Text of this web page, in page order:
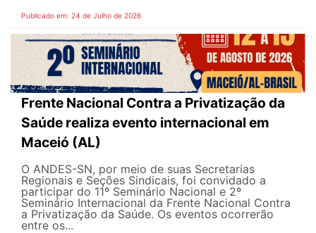
Publicado em: 24 de Julho de 2026
Frente Nacional Contra a Privatização da
Saúde realiza evento internacional em
Maceió (AL)
O ANDES-SN, por meio de suas Secretarias
Regionais e Seções Sindicais, foi convidado a
participar do 11º Seminário Nacional e 2º
Seminário Internacional da Frente Nacional Contra
a Privatização da Saúde. Os eventos ocorrerão
entre os...